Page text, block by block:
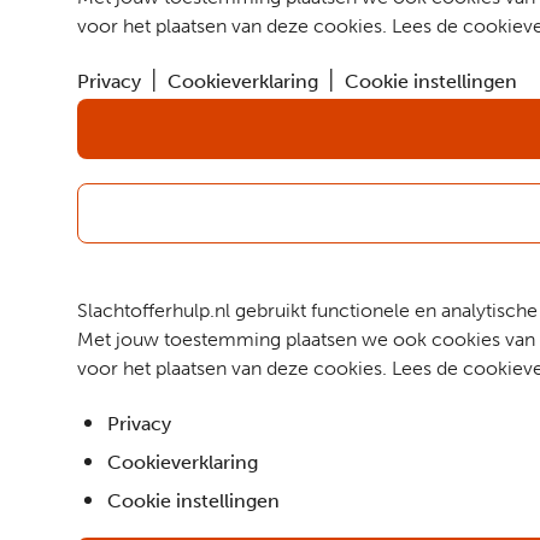
voor het plaatsen van deze cookies. Lees de
Privacy Cookieverklaring Cookie instellingen
Slachtofferhulp.nl gebruikt functionele en
Met jouw toestemming plaatsen we ook cookies
voor het plaatsen van deze cookies. Lees de
Privacy
Cookieverklaring
Cookie instellingen